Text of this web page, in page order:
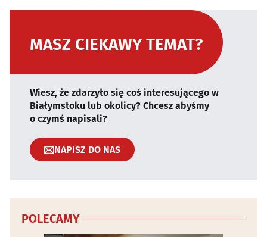
MASZ CIEKAWY TEMAT?
Wiesz, że zdarzyło się coś interesującego w
Białymstoku lub okolicy? Chcesz abyśmy
o czymś napisali?
NAPISZ DO NAS
POLECAMY